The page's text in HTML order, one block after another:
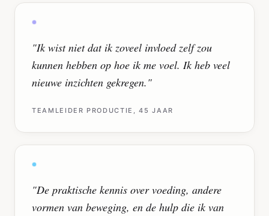
"Ik wist niet dat ik zoveel invloed zelf zou
kunnen hebben op hoe ik me voel. Ik heb veel
nieuwe inzichten gekregen."
TEAMLEIDER PRODUCTIE, 45 JAAR
"De praktische kennis over voeding, andere
vormen van beweging, en de hulp die ik van